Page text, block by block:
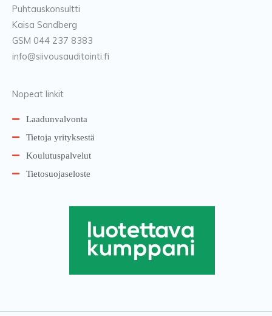
Puhtauskonsultti
Kaisa Sandberg
GSM 044 237 8383
info@siivousauditointi.fi
Nopeat linkit
Laadunvalvonta
Tietoja yrityksestä
Koulutuspalvelut
Tietosuojaseloste